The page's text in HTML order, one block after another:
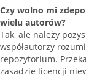
Czy wolno mi
wielu autorów?
Tak, ale należy
współautorzy
repozytorium.
zasadzie licencji